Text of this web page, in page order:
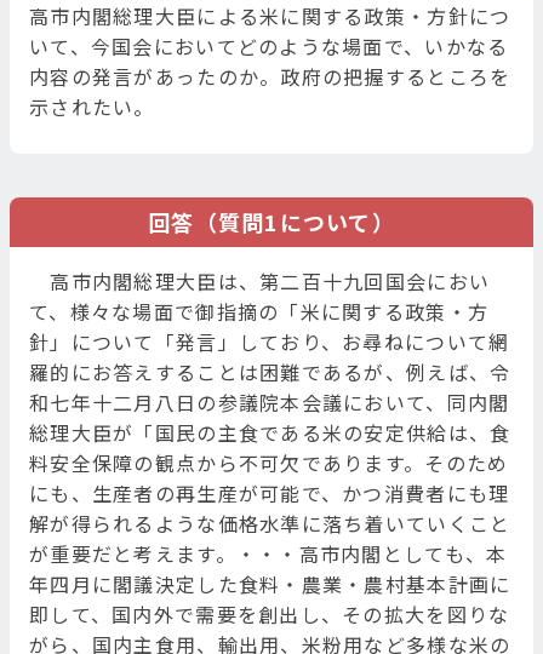
高市内閣総理大臣による米に関する政策・方針につ
いて、今国会においてどのような場面で、いかなる
内容の発言があったのか。政府の把握するところを
示されたい。
回答（質問1について）
高市内閣総理大臣は、第二百十九回国会におい
て、様々な場面で御指摘の「米に関する政策・方
針」について「発言」しており、お尋ねについて網
羅的にお答えすることは困難であるが、例えば、令
和七年十二月八日の参議院本会議において、同内閣
総理大臣が「国民の主食である米の安定供給は、食
料安全保障の観点から不可欠であります。そのため
にも、生産者の再生産が可能で、かつ消費者にも理
解が得られるような価格水準に落ち着いていくこと
が重要だと考えます。・・・高市内閣としても、本
年四月に閣議決定した食料・農業・農村基本計画に
即して、国内外で需要を創出し、その拡大を図りな
がら、国内主食用、輸出用、米粉用など多様な米の